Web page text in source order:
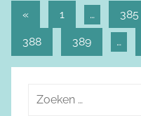
« Vorige1 … 385
388 389 …